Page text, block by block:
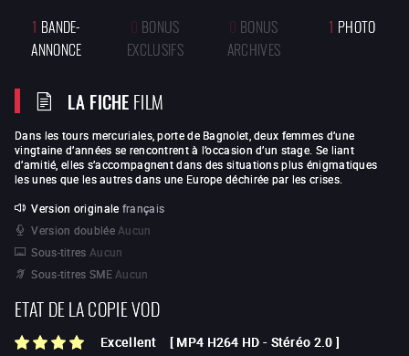
1 BANDE-
ANNONCE
0 BONUS
EXCLUSIFS
0 BONUS
ARCHIVES
1 PHOTO
LA FICHEFILM
Dans les tours mercuriales, porte de Bagnolet, deux femmes d’une
vingtaine d’années se rencontrent à l’occasion d’un stage. Se liant
d’amitié, elles s’accompagnent dans des situations plus énigmatiques
les unes que les autres dans une Europe déchirée par les crises.
Version originale français
Version doublée Aucun
Sous-titres Aucun
Sous-titres SME Aucun
ETAT DE LA COPIE VOD
Excellent [ MP4 H264 HD - Stéréo 2.0 ]